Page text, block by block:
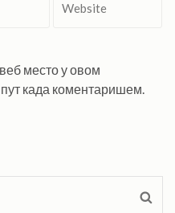
место у овом
када коментаришем.